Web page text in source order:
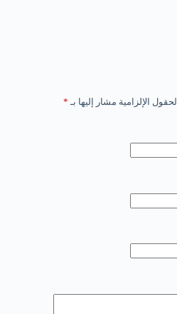
الحقول الإلزامية مشار إليها بـ *